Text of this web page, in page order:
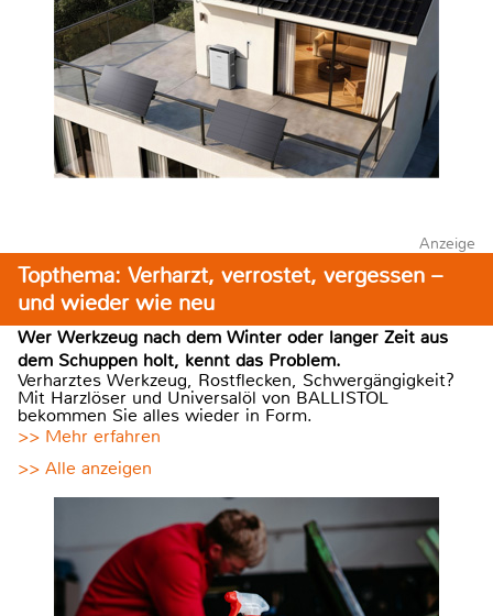
Anzeige
Topthema: Verharzt, verrostet, vergessen –
und wieder wie neu
Wer Werkzeug nach dem Winter oder langer Zeit aus
dem Schuppen holt, kennt das Problem.
Verharztes Werkzeug, Rostflecken, Schwergängigkeit?
Mit Harzlöser und Universalöl von BALLISTOL
bekommen Sie alles wieder in Form.
>> Mehr erfahren
>> Alle anzeigen